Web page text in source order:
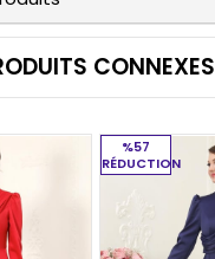
CONNEXES
%57
RÉDUCTION